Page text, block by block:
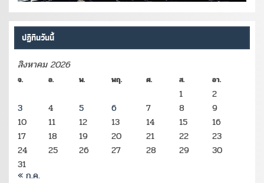
ปฏิทินวันนี้
สิงหาคม 2026
จ. อ. พ. พฤ. ศ. ส. อา.
1
2
3
4 5 6 7 8
9
10
11 12 13 14 15
16
17
18 19 20 21 22
23
24
25 26 27 28 29
30
31
« ก.ค.